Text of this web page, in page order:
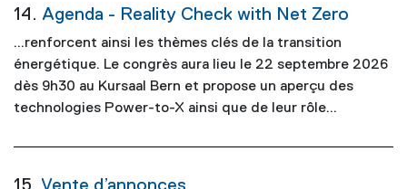
14. Agenda - Reality Check with Net Zero
...renforcent ainsi les thèmes clés de la transition
énergétique. Le congrès aura lieu le 22 septembre 2026
dès 9h30 au Kursaal Bern et propose un aperçu des
technologies Power-to-X ainsi que de leur rôle...
15. Vente d’annonces